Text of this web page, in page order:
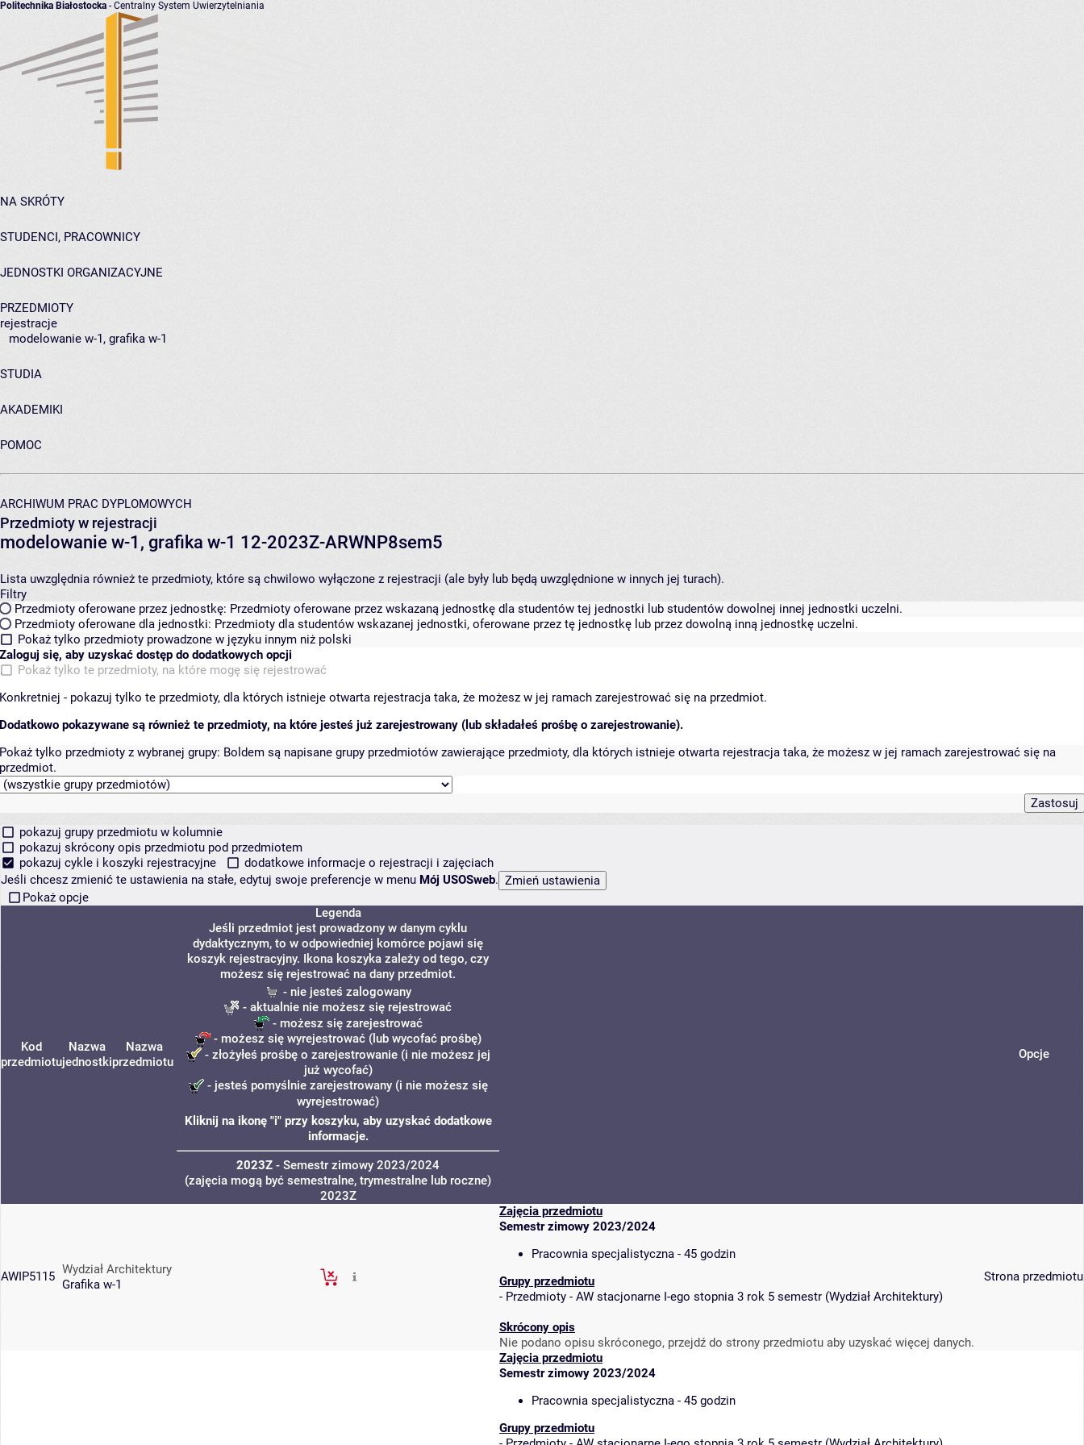
Politechnika Białostocka - Centralny System Uwierzytelniania
NA SKRÓTY
STUDENCI, PRACOWNICY
JEDNOSTKI ORGANIZACYJNE
PRZEDMIOTY
rejestracje
modelowanie w-1, grafika w-1
STUDIA
AKADEMIKI
POMOC
ARCHIWUM PRAC DYPLOMOWYCH
Przedmioty w rejestracji
modelowanie w-1, grafika w-1 12-2023Z-ARWNP8sem5
Lista uwzględnia również te przedmioty, które są chwilowo wyłączone z rejestracji (ale były lub będą uwzględnione w innych jej turach).
Filtry
Przedmioty oferowane przez jednostkę: Przedmioty oferowane przez wskazaną jednostkę dla studentów tej jednostki lub studentów dowolnej innej jednostki uczelni.
Przedmioty oferowane dla jednostki: Przedmioty dla studentów wskazanej jednostki, oferowane przez tę jednostkę lub przez dowolną inną jednostkę uczelni.
Pokaż tylko przedmioty prowadzone w języku innym niż polski
Zaloguj się, aby uzyskać dostęp do dodatkowych opcji
Pokaż tylko te przedmioty, na które mogę się rejestrować
Konkretniej - pokazuj tylko te przedmioty, dla których istnieje otwarta rejestracja taka, że możesz w jej ramach zarejestrować się na przedmiot.
Dodatkowo pokazywane są również te przedmioty, na które jesteś już zarejestrowany (lub składałeś prośbę o zarejestrowanie).
Pokaż tylko przedmioty z wybranej grupy: Boldem są napisane grupy przedmiotów zawierające przedmioty, dla których istnieje otwarta rejestracja taka, że możesz w jej ramach zarejestrować się na
przedmiot.
pokazuj grupy przedmiotu w kolumnie
pokazuj skrócony opis przedmiotu pod przedmiotem
pokazuj cykle i koszyki rejestracyjne
dodatkowe informacje o rejestracji i zajęciach
Jeśli chcesz zmienić te ustawienia na stałe, edytuj swoje preferencje w menu Mój USOSweb.
Pokaż opcje
Kod
przedmiotu
Nazwa
jednostki
Nazwa
przedmiotu
Legenda
Jeśli przedmiot jest prowadzony w danym cyklu
dydaktycznym, to w odpowiedniej komórce pojawi się
koszyk rejestracyjny. Ikona koszyka zależy od tego, czy
możesz się rejestrować na dany przedmiot.
- nie jesteś zalogowany
- aktualnie nie możesz się rejestrować
- możesz się zarejestrować
- możesz się wyrejestrować (lub wycofać prośbę)
- złożyłeś prośbę o zarejestrowanie (i nie możesz jej
już wycofać)
- jesteś pomyślnie zarejestrowany (i nie możesz się
wyrejestrować)
Kliknij na ikonę "i" przy koszyku, aby uzyskać dodatkowe
informacje.
2023Z - Semestr zimowy 2023/2024
(zajęcia mogą być semestralne, trymestralne lub roczne)
Opcje
2023Z
AWIP5115 Wydział Architektury
Grafika w-1
Zajęcia przedmiotu
Semestr zimowy 2023/2024
Pracownia specjalistyczna - 45 godzin
Grupy przedmiotu
- Przedmioty - AW stacjonarne I-ego stopnia 3 rok 5 semestr (Wydział Architektury)
Skrócony opis
Nie podano opisu skróconego, przejdź do strony przedmiotu aby uzyskać więcej danych.
Strona przedmiotu
Zajęcia przedmiotu
Semestr zimowy 2023/2024
Pracownia specjalistyczna - 45 godzin
Grupy przedmiotu